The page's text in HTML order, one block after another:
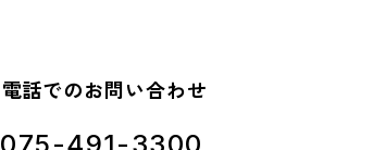
電話でのお問い合わせ